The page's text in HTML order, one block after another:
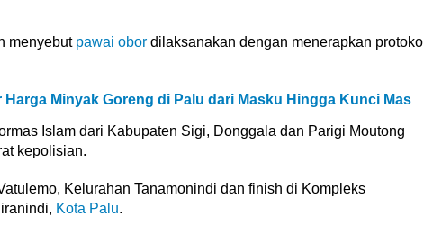
menyebut pawai obordilaksanakan dengan menerapkan protokol
Minyak Goreng di Palu dari Masku Hingga Kunci Mas
Islam dari Kabupaten Sigi, Donggala dan Parigi Moutong
kepolisian.
Kelurahan Tanamonindi dan finish di Kompleks
Kota Palu.